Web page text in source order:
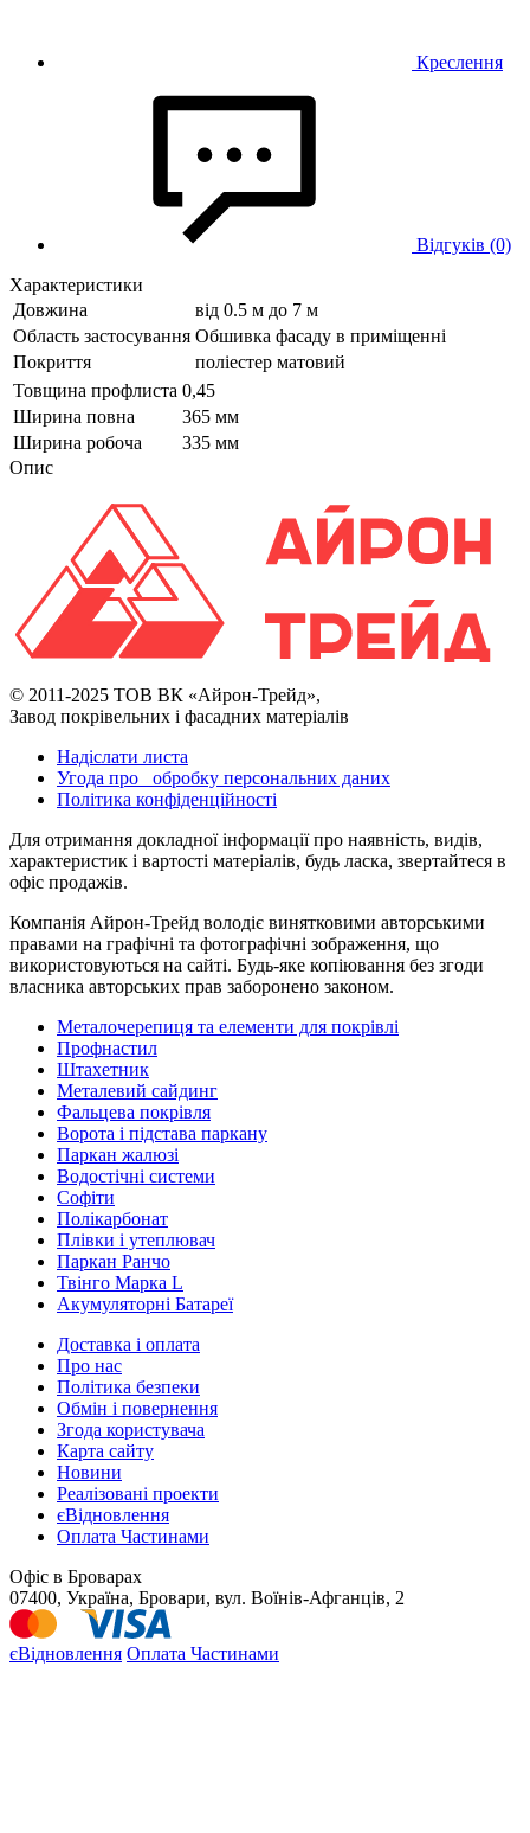
Креслення
Відгуків (0)
Характеристики
Довжина
від 0.5 м до 7 м
Область застосування Обшивка фасаду в приміщенні
Покриття
поліестер матовий
Товщина профлиста 0,45
Ширина повна
365 мм
Ширина робоча
335 мм
Опис
© 2011-2025 ТОВ ВК «Айрон-Трейд»,
Завод покрівельних і фасадних матеріалів
Надіслати листа
Угода про обробку персональних даних
Політика конфіденційності
Для отримання докладної інформації про наявність, видів,
характеристик і вартості матеріалів, будь ласка, звертайтеся в
офіс продажів.
Компанія Айрон-Трейд володіє винятковими авторськими
правами на графічні та фотографічні зображення, що
використовуються на сайті. Будь-яке копіювання без згоди
власника авторських прав заборонено законом.
Металочерепиця та елементи для покрівлі
Профнастил
Штахетник
Металевий сайдинг
Фальцева покрівля
Ворота і підстава паркану
Паркан жалюзі
Водостічні системи
Софіти
Полікарбонат
Плівки і утеплювач
Паркан Ранчо
Твінго Марка L
Акумуляторні Батареї
Доставка і оплата
Про нас
Політика безпеки
Обмін і повернення
Згода користувача
Карта сайту
Новини
Реалізовані проекти
єВідновлення
Оплата Частинами
Офіс в Броварах
07400, Україна, Бровари, вул. Воїнів-Афганців, 2
єВідновлення Оплата Частинами